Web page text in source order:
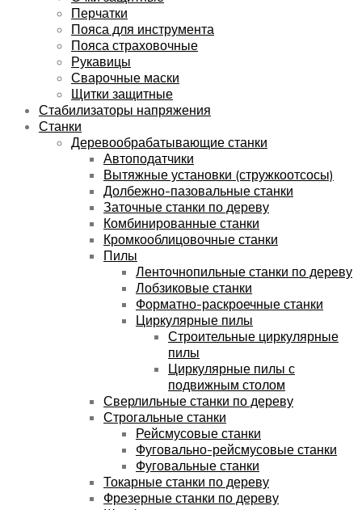
Перчатки
Пояса для инструмента
Пояса страховочные
Рукавицы
Сварочные маски
Щитки защитные
Стабилизаторы напряжения
Станки
Деревообрабатывающие станки
Автоподатчики
Вытяжные установки (стружкоотсосы)
Долбежно-пазовальные станки
Заточные станки по дереву
Комбинированные станки
Кромкооблицовочные станки
Пилы
Ленточнопильные станки по дереву
Лобзиковые станки
Форматно-раскроечные станки
Циркулярные пилы
Строительные циркулярные
пилы
Циркулярные пилы с
подвижным столом
Сверлильные станки по дереву
Строгальные станки
Рейсмусовые станки
Фуговально-рейсмусовые станки
Фуговальные станки
Токарные станки по дереву
Фрезерные станки по дереву